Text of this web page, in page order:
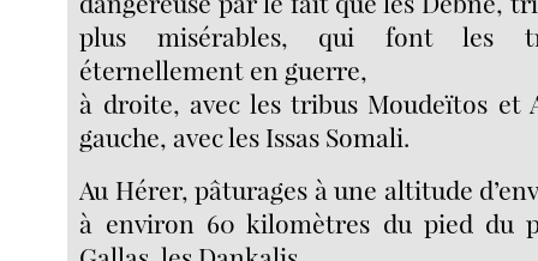
plus misérables, qui font les
éternellement en guerre,
à droite, avec les tribus Moudeïtos et
gauche, avec les Issas Somali.
Au Hérer, pâturages à une altitude
à environ 60 kilomètres du pied du